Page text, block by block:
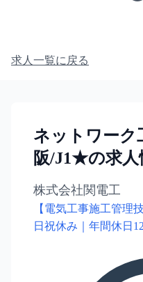
求人一覧に戻る
ネットワーク
阪/J1★の求人
株式会社関電工
【電気工事施工管理
日祝休み｜年間休日